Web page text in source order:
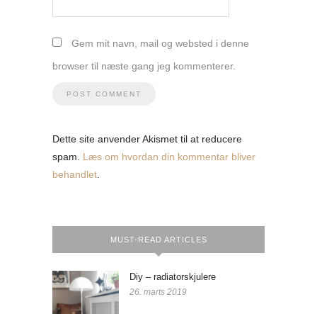
Gem mit navn, mail og websted i denne
browser til næste gang jeg kommenterer.
Dette site anvender Akismet til at reducere
spam. Læs om hvordan din kommentar bliver
behandlet
MUST-READ ARTICLES
Diy – radiatorskjulere
26. marts 2019